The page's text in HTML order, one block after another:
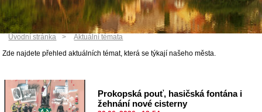
Úvodní stránka
Aktuální témata
Zde najdete přehled aktuálních témat, která se týkají našeho města.
Prokopská pouť, hasičská fontána i
žehnání nové cisterny